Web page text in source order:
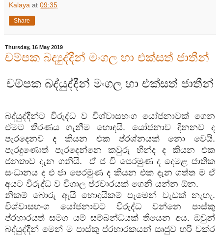
Kalaya at 09:35
Share
Thursday, 16 May 2019
චම්පක බද්‍යුද්දීන් මංගල හා එක්සත් ජාතීන්
චම්පක බද්යුද්දීන් මංගල හා එක්සත් ජාතීන්
බද්යුද්දීන්ට විරුද්ධ ව විශ්වාසභංග යෝජනාවක් ගෙන
ඒමට
තීරණය ගැනීම හොඳයි. යෝජනාව දිනනව
ද
පැරදෙනව
ද කියන එක ප්රශ්නයක් නො වෙයි.
පැරදුණොත්
පැරදෙන්නෙ කවුරු හින්ද ද කියන
එක
ජනතාව දැන ගනියි. ඒ ජ වි පෙරමුණ ද දෙමළ ජාතික
සංධානය ද එ ජා පෙරමුණ ද කියන එක දැන ගත්ත ම ඒ
අයට විරුද්ධ ව විශාල ප්රචාරයක් ගෙනි යන්න ඕන.
නිකම් බොරු ඇයි හොඳයිකම් පෑමෙන් වැඩක් නැහැ.
විශ්වාසභංග
යෝජනාවට විරුද්ධ වන්නෙ
පාස්කු
ප්රහාරයත් සමග යම් සම්බන්ධයක් තියෙන අය.ඔවුන්
බද්යුද්දීන් මෙන් ම පාස්කු ප්රහාරකයන් සෘජුව හරි වක්ර